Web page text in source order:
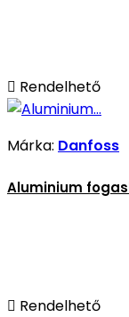
 Rendelhető
Márka: Danfoss
Aluminium
 Rendelhető